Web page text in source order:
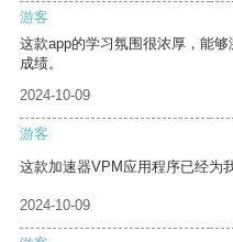
游客
这款app的学习氛围很浓厚，能
成绩。
2024-10-09
游客
这款加速器VPM应用程序已经为
2024-10-09